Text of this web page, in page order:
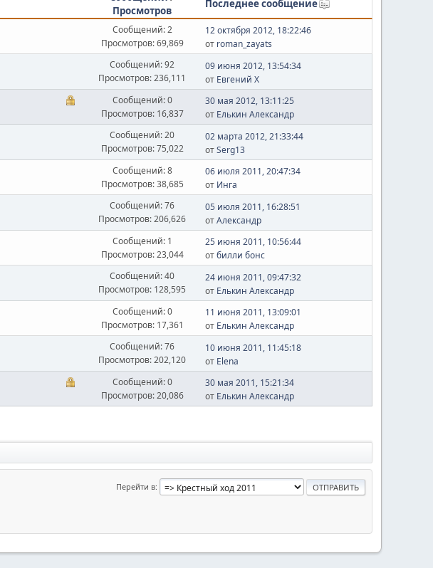
Просмотров
Последнее сообщение
Сообщений: 2
Просмотров: 69,869
12 октября 2012, 18:22:46
от roman_zayats
Сообщений: 92
Просмотров: 236,111
09 июня 2012, 13:54:34
от Евгений Х
Сообщений: 0
Просмотров: 16,837
30 мая 2012, 13:11:25
от Елькин Александр
Сообщений: 20
Просмотров: 75,022
02 марта 2012, 21:33:44
отSerg13
Сообщений: 8
Просмотров: 38,685
06 июля 2011, 20:47:34
от Инга
Сообщений: 76
Просмотров: 206,626
05 июля 2011, 16:28:51
отАлександр
Сообщений: 1
Просмотров: 23,044
25 июня 2011, 10:56:44
отбилли бонс
Сообщений: 40
Просмотров: 128,595
24 июня 2011, 09:47:32
от Елькин Александр
Сообщений: 0
Просмотров: 17,361
11 июня 2011, 13:09:01
от Елькин Александр
Сообщений: 76
Просмотров: 202,120
10 июня 2011, 11:45:18
от Elena
Сообщений: 0
Просмотров: 20,086
30 мая 2011, 15:21:34
от Елькин Александр
Перейти в